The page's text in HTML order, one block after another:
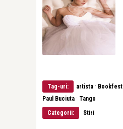
Tag-uri: artista · Bookfest
Paul Buciuta · Tango
Categorii:
Stiri